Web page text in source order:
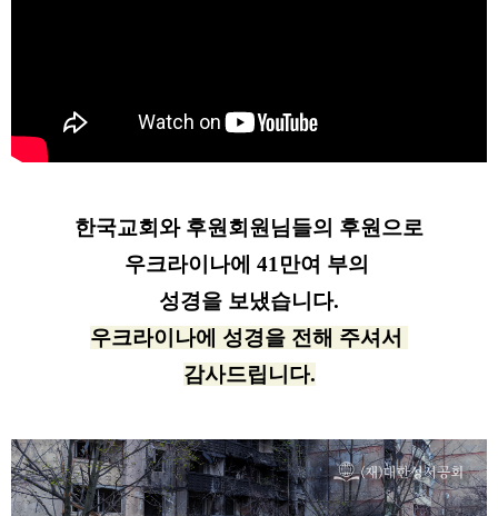
한국교회와 후원회원님들의 후원으로
우크라이나에 41만여 부의
성경을 보냈습니다.
우크라이나에 성경을 전해 주셔서
감사드립니다.